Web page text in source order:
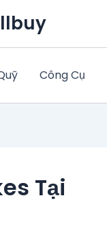
Công Cụ
Tại